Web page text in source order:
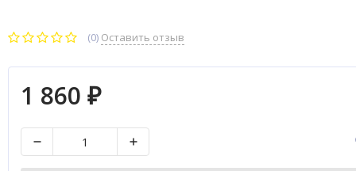
(0) Оставить отзыв
1 860 ₽